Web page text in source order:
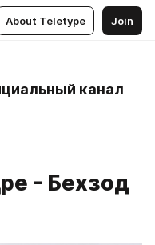
About Teletype Join
канал
- Бехзод